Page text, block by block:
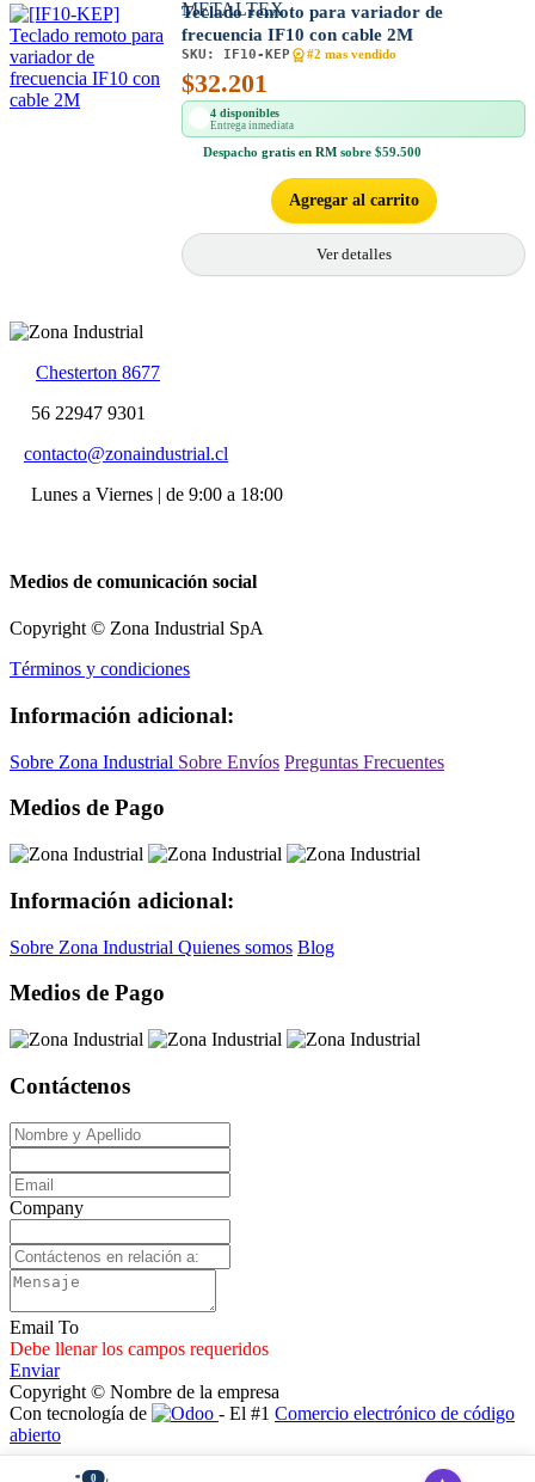
Teclado remoto para variador de
frecuencia IF10 con cable 2M
SKU: IF10-KEP #2 mas vendido
$32.201
4 disponibles
Entrega inmediata
Despacho gratis en RM sobre $59.500
Agregar al carrito
Ver detalles
Chesterton 8677
56 22947 9301
contacto@zonaindustrial.cl
Lunes a Viernes | de 9:00 a 18:00
Medios de comunicación social
Copyright © Zona Industrial SpA
Términos y condiciones
Información adicional:
Sobre Zona Industrial Sobre Envíos Preguntas Frecuentes
Medios de Pago
Información adicional:
Sobre Zona Industrial Quienes somos Blog
Medios de Pago
Contáctenos
Company
Email To
Debe llenar los campos requeridos
Enviar
Copyright © Nombre de la empresa
Con tecnología de
- El #1 Comercio electrónico de código
abierto
0